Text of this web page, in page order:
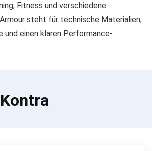
Fitness und verschiedene
steht für technische Materialien,
einen klaren Performance-